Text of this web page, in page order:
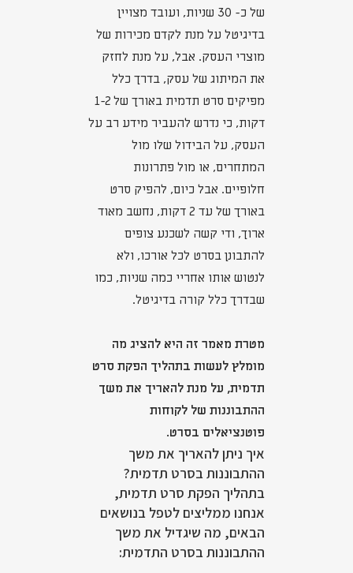
של כ- 30 שניות, ועובד מצויין
בדיגיטל על מנת לקדם מכירות של
מוצרי העסק. אבל, על מנת לחזק
את המיתוג של עסק, בדרך כלל
מפיקים סרט תדמית באורך של 1-2
דקות, כי נדרש להעביר מידע רב על
העסק, על הבידול שלו מול
המתחרים, או מול פתרונות
חלופיים. אבל כיום, להפיק סרט
באורך של עד 2 דקות, נחשב מאוד
ארוך, ודי קשה לשכנע צופים
להתבונן בסרט לכל אורכו, ולא
לנטוש אותו אחריי כמה שניות, כמו
שבדרך כלל קורה בדיגיטל.
מטרת מאמר זה היא להציג מה
מומלץ לעשות בתהליך הפקת סרט
תדמית, על מנת להאריך את משך
ההתבוננות של לקוחות
פוטנציאלים בסרט.
איך ניתן להאריך את משך
ההתבוננות בסרט תדמית?
בתהליך הפקת סרט תדמית,
אנחנו ממליצים לטפל בנושאים
הבאים, מה שיגדיל את משך
ההתבוננות בסרט התדמית: